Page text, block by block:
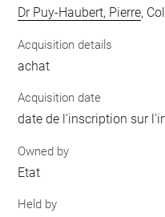
Dr Puy-Haubert, Pierre,
Acquisition details
achat
Acquisition date
date de l'inscription sur
Owned by
Etat
Held by